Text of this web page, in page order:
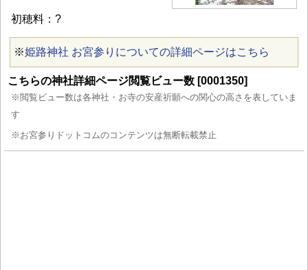
初穂料：?
※姫路神社 お宮参りについての詳細ページはこちら
こちらの神社詳細ページ閲覧ビュー数 [0001350]
※閲覧ビュー数は各神社・お寺の安産祈願への関心の高さを表していま
す
※お宮参りドットコムのコンテンツは無断転載禁止